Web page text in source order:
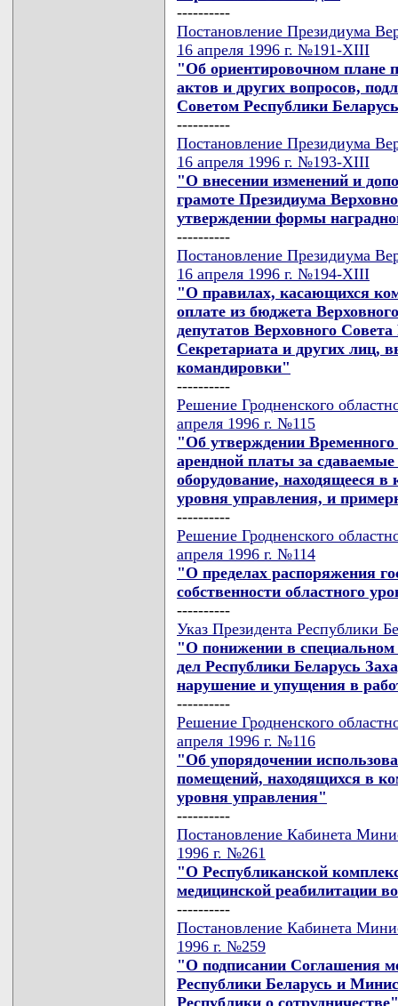
----------
Постановление Президиума
16 апреля 1996 г. №191-XIII
"Об ориентировочном плане
актов и других вопросов,
Советом Республики
----------
Постановление Президиума
16 апреля 1996 г. №193-XIII
"О внесении изменений и
грамоте Президиума
утверждении формы
----------
Постановление Президиума
16 апреля 1996 г. №194-XIII
"О правилах, касающихся
оплате из бюджета
депутатов Верховного
Секретариата и других лиц,
командировки"
----------
Решение Гродненского
апреля 1996 г. №115
"Об утверждении
арендной платы за
оборудование, находящееся в
уровня управления, и
----------
Решение Гродненского
апреля 1996 г. №114
"О пределах распоряжения
собственности областного
----------
Указ Президента Республики
"О понижении в
дел Республики Беларусь
нарушение и упущения в
----------
Решение Гродненского
апреля 1996 г. №116
"Об упорядочении
помещений, находящихся в
уровня управления"
----------
Постановление Кабинета
1996 г. №261
"О Республиканской
медицинской реабилитации
----------
Постановление Кабинета
1996 г. №259
"О подписании Соглашения
Республики Беларусь и
Республики о сотрудничестве"